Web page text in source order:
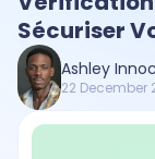
Sécuriser
Ashley
22 December